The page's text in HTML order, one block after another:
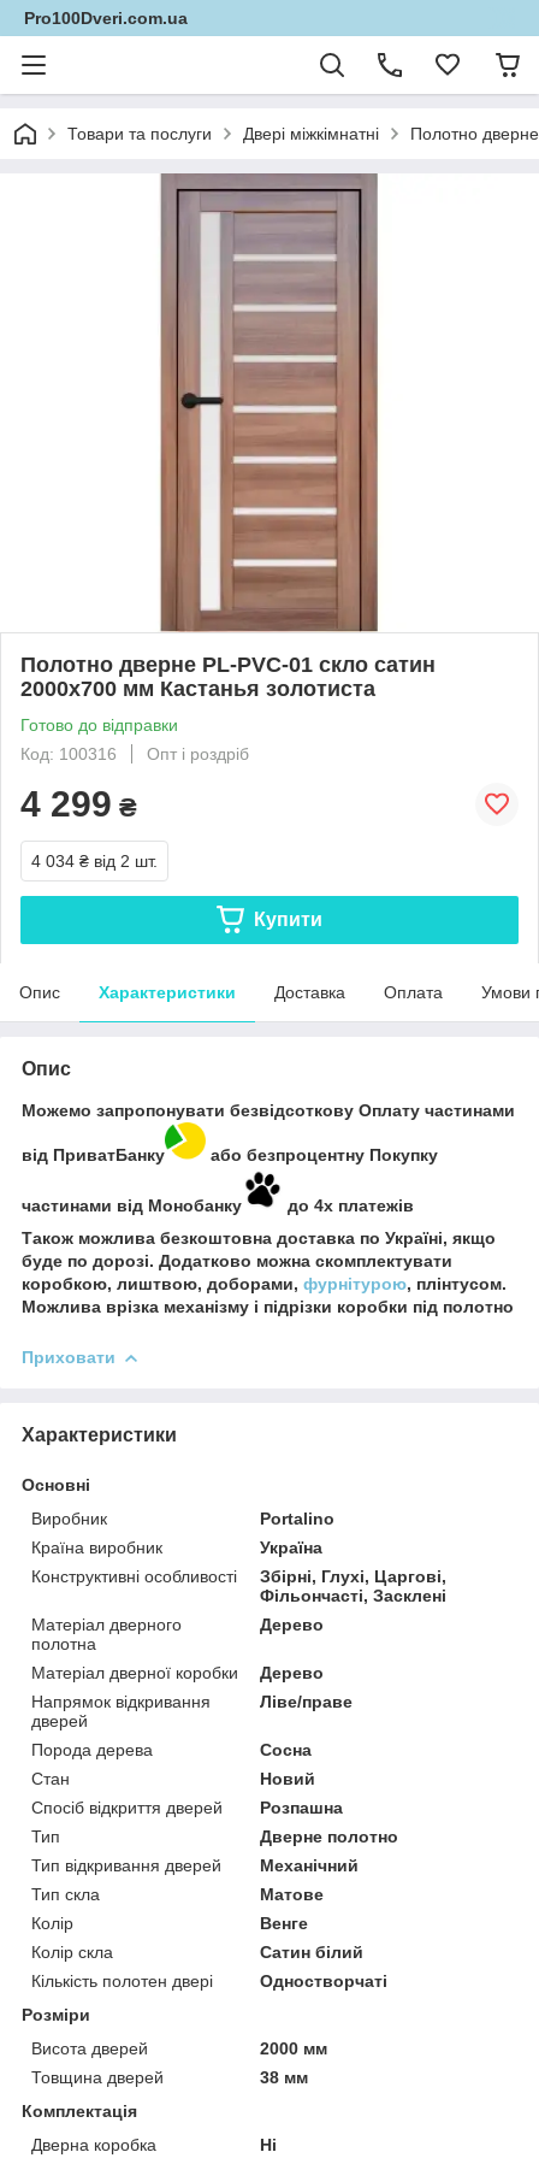
Pro100Dveri.com.ua
Товари та послуги Двері міжкімнатні Полотно
Полотно дверне PL-PVC-01 скло сатин
2000х700 мм Кастанья золотиста
Готово до відправки
Код: 100316
Опт і роздріб
4 299 ₴
4 034 ₴ від 2 шт.
Купити
Опис Характеристики Доставка Оплата Умови
Опис
Можемо запропонувати безвідсоткову Оплату частинами
від ПриватБанку або безпроцентну Покупку
частинами від Монобанку
до 4х платежів
Також можлива безкоштовна доставка по Україні, якщо
буде по дорозі. Додатково можна скомплектувати
коробкою, лиштвою, доборами, фурнітурою, плінтусом.
Можлива врізка механізму і підрізки коробки під полотно
Приховати
Характеристики
Основні
Виробник
Portalino
Країна виробник
Україна
Конструктивні особливості
Збірні, Глухі, Царгові,
Фільончасті, Засклені
Матеріал дверного
полотна
Дерево
Матеріал дверної коробки
Дерево
Напрямок відкривання
дверей
Ліве/праве
Порода дерева
Сосна
Стан
Новий
Спосіб відкриття дверей
Розпашна
Тип
Дверне полотно
Тип відкривання дверей
Механічний
Тип скла
Матове
Колір
Венге
Колір скла
Сатин білий
Кількість полотен двері
Одностворчаті
Розміри
Висота дверей
2000 мм
Товщина дверей
38 мм
Комплектація
Дверна коробка
Ні